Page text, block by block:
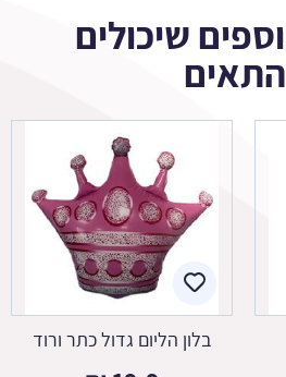
שיכולים
בלון הליום גדול כתר ורוד